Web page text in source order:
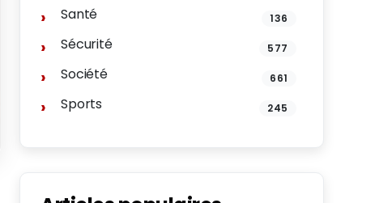
Santé 136
Sécurité 577
Société 661
Sports 245